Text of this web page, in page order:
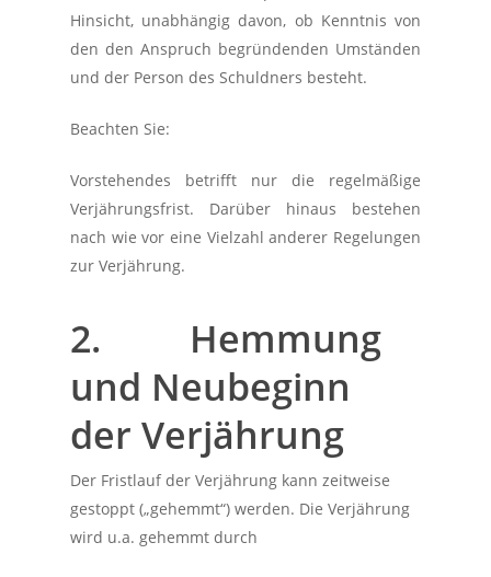
Hinsicht, unabhängig davon, ob Kenntnis von
den den Anspruch begründenden Umständen
und der Person des Schuldners besteht.
Beachten Sie:
Vorstehendes betrifft nur die regelmäßige
Verjährungsfrist. Darüber hinaus bestehen
nach wie vor eine Vielzahl anderer Regelungen
zur Verjährung.
2. Hemmung
und Neubeginn
der Verjährung
Der Fristlauf der Verjährung kann zeitweise
gestoppt („gehemmt“) werden. Die Verjährung
wird u.a. gehemmt durch